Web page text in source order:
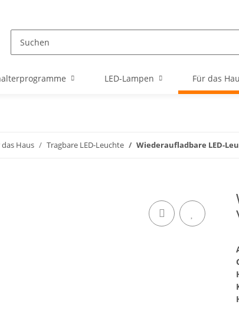
LED-Lampen Für das
das Haus Tragbare LED-Leuchte Wiederaufladbare LED-